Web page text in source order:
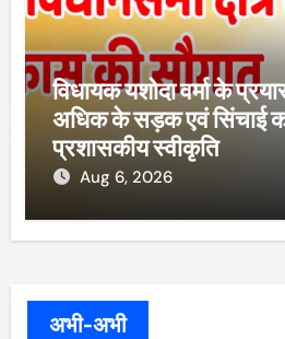
विधायक यशोदा वर्मा के
अधिक के सड़क एवं सिंचाई
प्रशासकीय स्वीकृति
Aug 6, 2026
अभी-अभी